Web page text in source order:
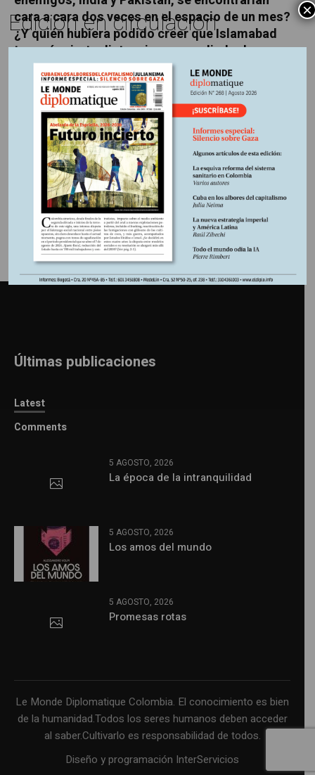
cara a cara dos veces en el espacio de un mes?
¿Y quién hubiera podido creer que Islamabad
tomaría cierta distancia con su aliado de
siempre, Arabia Saudita? Dos ejemplos, entre
otros, de lo que está cambiando en este país
rodeado por Irán, Afganistán, China, India y el
mar de Arabia.
Información adicional
Últimas publicaciones
Latest
Comments
5 AGOSTO, 2026
La época de la intranquilidad
5 AGOSTO, 2026
Los amos del mundo
5 AGOSTO, 2026
Promesas rotas
Le Monde Diplomatique Colombia. El conocimiento es bien
de la humanidad.Todos los seres humanos deben acceder
al saber.Cultivarlo es responsabilidad de todos.
Diseño y programación InterServicios
Edición en circulación ×